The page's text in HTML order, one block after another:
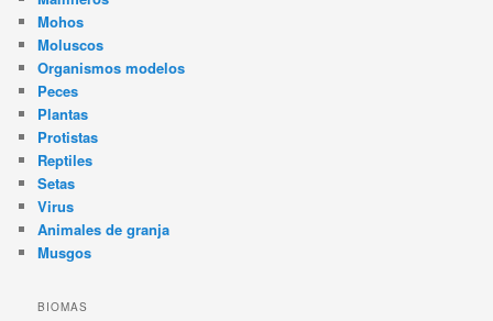
Mohos
Moluscos
Organismos modelos
Peces
Plantas
Protistas
Reptiles
Setas
Virus
Animales de granja
Musgos
BIOMAS